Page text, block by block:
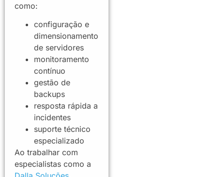
como:
configuração e
dimensionamento
de servidores
monitoramento
contínuo
gestão de
backups
resposta rápida a
incidentes
suporte técnico
especializado
Ao trabalhar com
especialistas como a